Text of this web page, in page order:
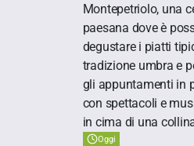
Montepetriolo, una
paesana dove è
degustare i piatti
tradizione umbra e
gli appuntamenti in
con spettacoli e
in cima di una
Oggi